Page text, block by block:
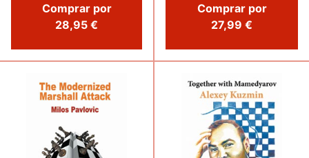
Comprar por
28,95 €
Comprar por
27,99 €